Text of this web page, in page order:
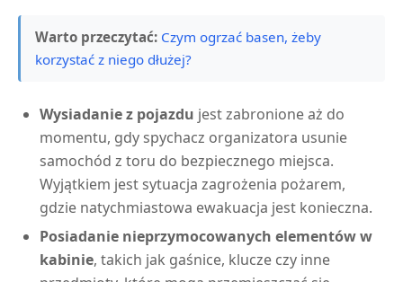
Warto przeczytać: Czym ogrzać basen, żeby
korzystać z niego dłużej?
Wysiadanie z pojazdu jest zabronione aż do
momentu, gdy spychacz organizatora usunie
samochód z toru do bezpiecznego miejsca.
Wyjątkiem jest sytuacja zagrożenia pożarem,
gdzie natychmiastowa ewakuacja jest konieczna.
Posiadanie nieprzymocowanych elementów w
kabinie, takich jak gaśnice, klucze czy inne